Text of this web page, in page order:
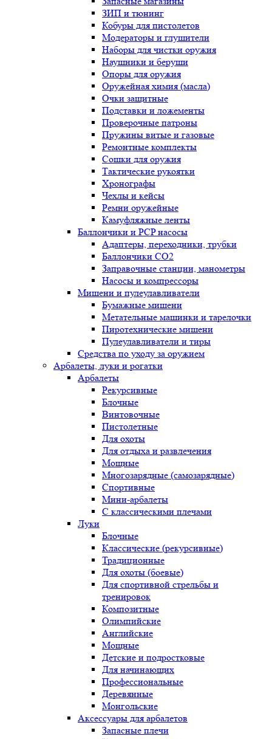
ЗИП и тюнинг
Кобуры для пистолетов
Модераторы и глушители
Наборы для чистки оружия
Наушники и беруши
Опоры для оружия
Оружейная химия (масла)
Очки защитные
Подставки и ложементы
Проверочные патроны
Пружины витые и газовые
Ремонтные комплекты
Сошки для оружия
Тактические рукоятки
Хронографы
Чехлы и кейсы
Ремни оружейные
Камуфляжные ленты
Баллончики и PCP насосы
Адаптеры, переходники, трубки
Баллончики CO2
Заправочные станции, манометры
Насосы и компрессоры
Мишени и пулеулавливатели
Бумажные мишени
Метательные машинки и тарелочки
Пиротехнические мишени
Пулеулавливатели и тиры
Средства по уходу за оружием
Арбалеты, луки и рогатки
Арбалеты
Рекурсивные
Блочные
Винтовочные
Пистолетные
Для охоты
Для отдыха и развлечения
Мощные
Многозарядные (самозарядные)
Спортивные
Мини-арбалеты
С классическими плечами
Луки
Блочные
Классические (рекурсивные)
Традиционные
Для охоты (боевые)
Для спортивной стрельбы и
тренировок
Композитные
Олимпийские
Английские
Мощные
Детские и подростковые
Для начинающих
Профессиональные
Деревянные
Монгольские
Аксессуары для арбалетов
Запасные плечи